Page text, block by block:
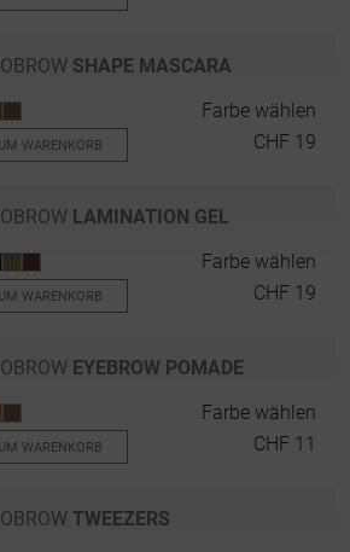
SHAPE MASCARA
Farbe wählen
WARENKORB CHF 19
LAMINATION GEL
Farbe wählen
WARENKORB CHF 19
EYEBROW POMADE
Farbe wählen
WARENKORB CHF 11
TWEEZERS